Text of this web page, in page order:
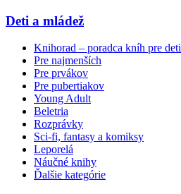
Deti a mládež
Knihorad – poradca kníh pre deti
Pre najmenších
Pre prvákov
Pre pubertiakov
Young Adult
Beletria
Rozprávky
Sci-fi, fantasy a komiksy
Leporelá
Náučné knihy
Ďalšie kategórie